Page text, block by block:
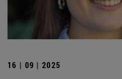
16 | 09 | 2025